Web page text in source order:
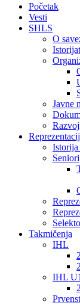
Početak
Vesti
SHLS
O
Istorijat
Javne
Istorija
Seniori
Takmičenja
IHL
IHL